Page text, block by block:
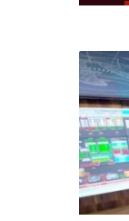
T
i
p
a
s
a
:
e
n